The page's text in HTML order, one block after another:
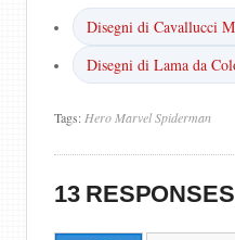
Disegni di Cavallucci
Disegni di Lama da
Tags: Hero MarvelSpiderman
13